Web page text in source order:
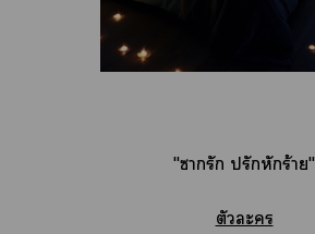
"ารัก ปรักหักร้าย"
ตัวะ